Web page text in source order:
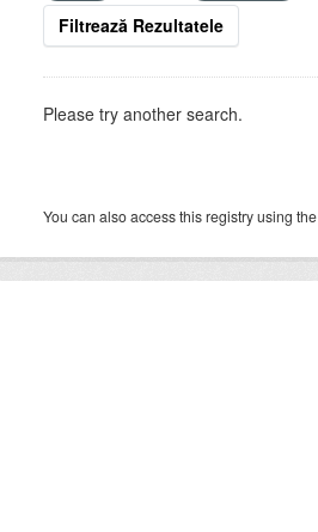
Filtrează Rezultatele
Please try another search.
You can also access this registry using the